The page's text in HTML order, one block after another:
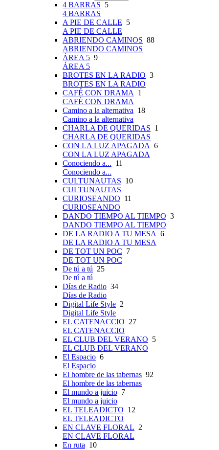
4 BARRAS 5
4 BARRAS
A PIE DE CALLE 5
A PIE DE CALLE
ABRIENDO CAMINOS 88
ABRIENDO CAMINOS
ÁREA 5 9
ÁREA 5
BROTES EN LA RADIO 3
BROTES EN LA RADIO
CAFÉ CON DRAMA 1
CAFÉ CON DRAMA
Camino a la alternativa 18
Camino a la alternativa
CHARLA DE QUERIDAS 1
CHARLA DE QUERIDAS
CON LA LUZ APAGADA 6
CON LA LUZ APAGADA
Conociendo a... 11
Conociendo a...
CULTUNAUTAS 10
CULTUNAUTAS
CURIOSEANDO 11
CURIOSEANDO
DANDO TIEMPO AL TIEMPO 3
DANDO TIEMPO AL TIEMPO
DE LA RADIO A TU MESA 6
DE LA RADIO A TU MESA
DE TOT UN POC 7
DE TOT UN POC
De tú a tú 25
De tú a tú
Días de Radio 34
Días de Radio
Digital Life Style 2
Digital Life Style
EL CATENACCIO 27
EL CATENACCIO
EL CLUB DEL VERANO 5
EL CLUB DEL VERANO
El Espacio 6
El Espacio
El hombre de las tabernas 92
El hombre de las tabernas
El mundo a juicio 7
El mundo a juicio
EL TELEADICTO 12
EL TELEADICTO
EN CLAVE FLORAL 2
EN CLAVE FLORAL
En ruta 10